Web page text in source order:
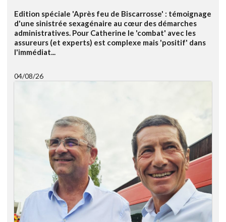
Edition spéciale 'Après feu de Biscarrosse' : témoignage
d'une sinistrée sexagénaire au cœur des démarches
administratives. Pour Catherine le 'combat' avec les
assureurs (et experts) est complexe mais 'positif' dans
l'immédiat...
04/08/26